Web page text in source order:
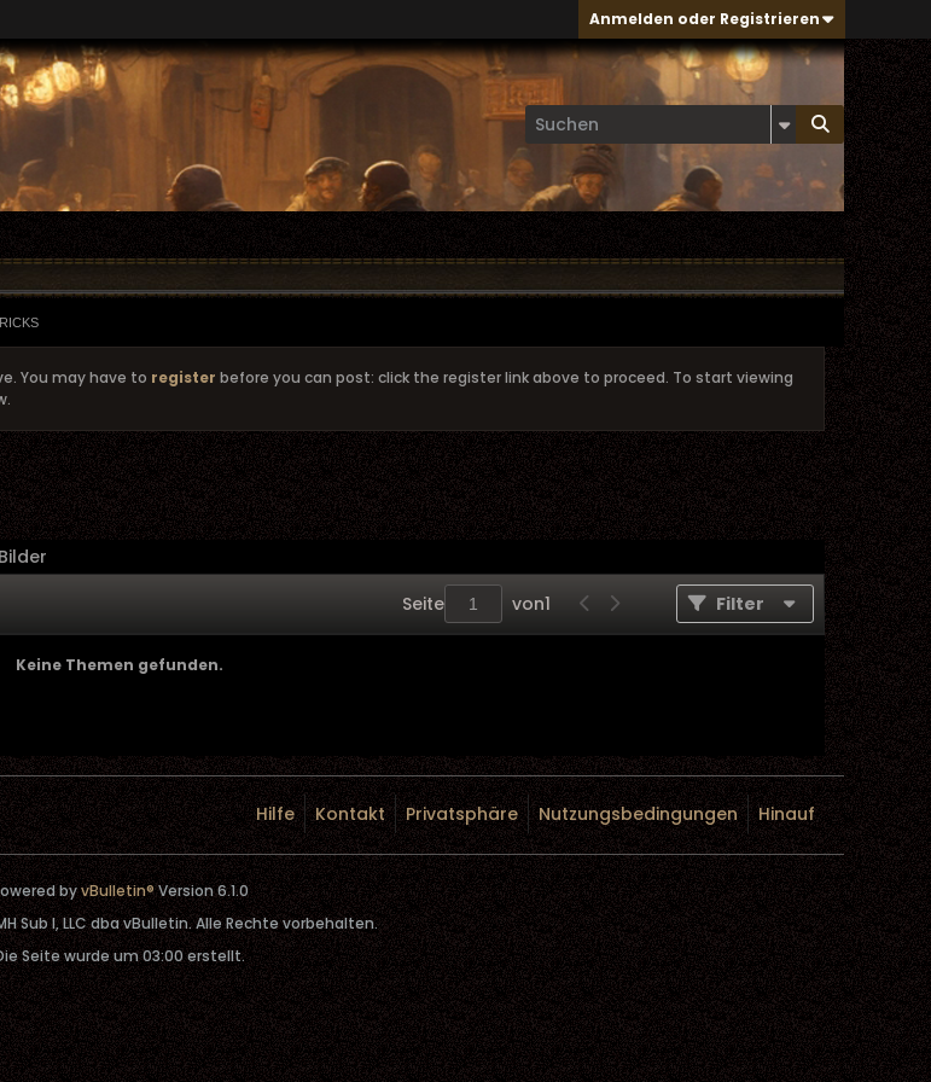
Anmelden oder Registrieren
You may have to register before you can post: click the register link above to proceed. To start viewing
Bilder
Seite
von1 Filter
Keine Themen gefunden.
Hilfe Kontakt Privatsphäre Nutzungsbedingungen Hinauf
byvBulletin®Version 6.1.0
Sub I, LLC dba vBulletin. Alle Rechte vorbehalten.
Seite wurde um 03:00 erstellt.